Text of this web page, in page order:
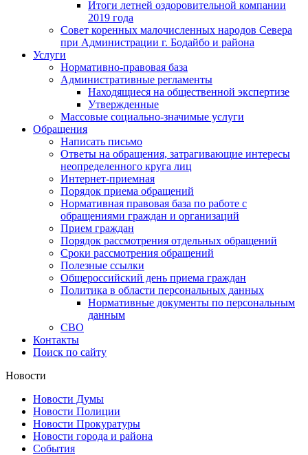
Итоги летней оздоровительной компании
2019 года
Совет коренных малочисленных народов Севера
при Администрации г. Бодайбо и района
Услуги
Нормативно-правовая база
Административные регламенты
Находящиеся на общественной экспертизе
Утвержденные
Массовые социально-значимые услуги
Обращения
Написать письмо
Ответы на обращения, затрагивающие интересы
неопределенного круга лиц
Интернет-приемная
Порядок приема обращений
Нормативная правовая база по работе с
обращениями граждан и организаций
Прием граждан
Порядок рассмотрения отдельных обращений
Сроки рассмотрения обращений
Полезные ссылки
Общероссийский день приема граждан
Политика в области персональных данных
Нормативные документы по персональным
данным
СВО
Контакты
Поиск по сайту
Новости
Новости Думы
Новости Полиции
Новости Прокуратуры
Новости города и района
События